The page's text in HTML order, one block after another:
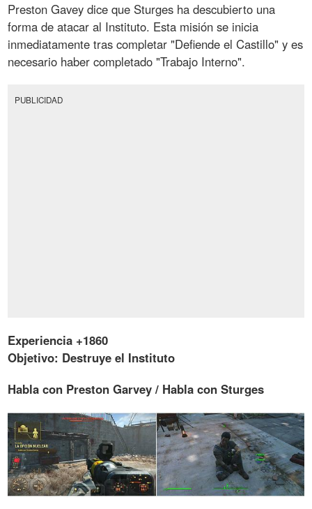
Preston Gavey dice que Sturges ha descubierto una
forma de atacar al Instituto. Esta misión se inicia
inmediatamente tras completar "Defiende el Castillo" y es
necesario haber completado "Trabajo Interno".
PUBLICIDAD
Experiencia +1860
Objetivo: Destruye el Instituto
Habla con Preston Garvey / Habla con Sturges